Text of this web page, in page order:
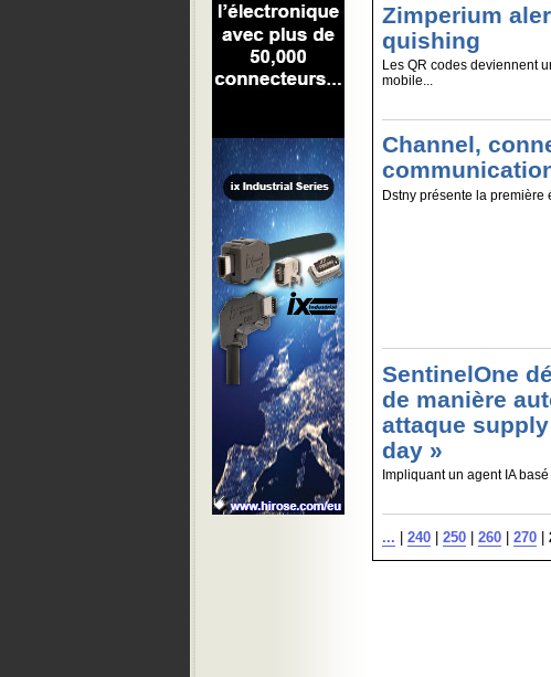
Zimperium
quishing
Les QR codes deviennent
mobile...
Channel,
Dstny présente la première
SentinelOne
de manière
attaque
day »
Impliquant un agent IA
... 240 250 260 270